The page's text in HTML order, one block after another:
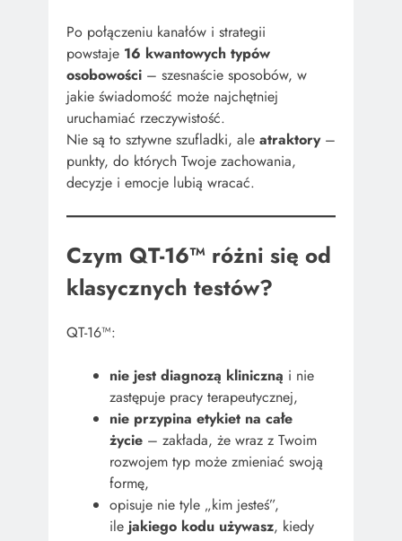
Po połączeniu kanałów i strategii
powstaje 16 kwantowych typów
osobowości – szesnaście sposobów, w
jakie świadomość może najchętniej
uruchamiać rzeczywistość.
Nie są to sztywne szufladki, ale atraktory–
punkty, do których Twoje zachowania,
decyzje i emocje lubią wracać.
Czym QT-16™ różni się od
klasycznych testów?
QT-16™:
nie jest diagnozą kliniczną i nie
zastępuje pracy terapeutycznej,
nie przypina etykiet na całe
życie – zakłada, że wraz z Twoim
rozwojem typ może zmieniać swoją
formę,
opisuje nie tyle „kim jesteś”,
ile jakiego kodu używasz, kiedy